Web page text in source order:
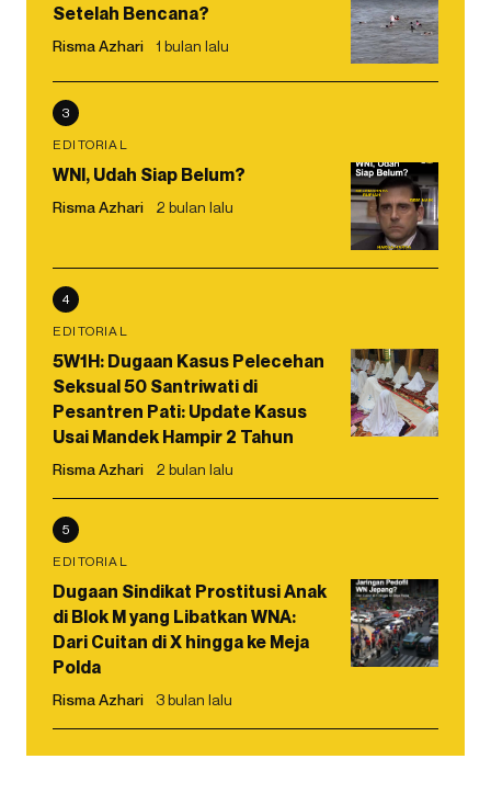
Setelah Bencana?
Risma Azhari 1 bulan lalu
3
EDITORIAL
WNI, Udah Siap Belum?
Risma Azhari 2 bulan lalu
4
EDITORIAL
5W1H: Dugaan Kasus Pelecehan
Seksual 50 Santriwati di
Pesantren Pati: Update Kasus
Usai Mandek Hampir 2 Tahun
Risma Azhari 2 bulan lalu
5
EDITORIAL
Dugaan Sindikat Prostitusi Anak
di Blok M yang Libatkan WNA:
Dari Cuitan di X hingga ke Meja
Polda
Risma Azhari 3 bulan lalu